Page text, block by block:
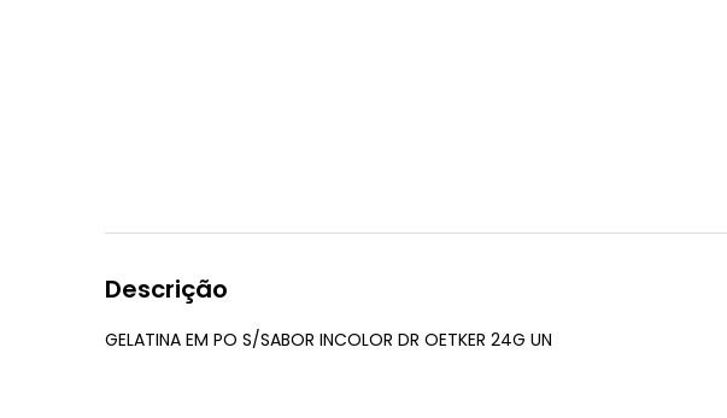
Descrição
GELATINA EM PO S/SABOR INCOLOR DR OETKER 24G UN